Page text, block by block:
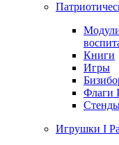
Книги
Игры
Флаги
Игрушки I